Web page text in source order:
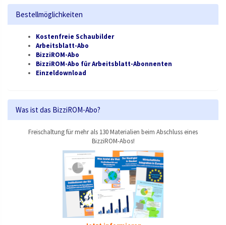
Bestellmöglichkeiten
Kostenfreie Schaubilder
Arbeitsblatt-Abo
BizziROM-Abo
BizziROM-Abo für Arbeitsblatt-Abonnenten
Einzeldownload
Was ist das BizziROM-Abo?
Freischaltung für mehr als 130 Materialien beim Abschluss eines
BizziROM-Abos!